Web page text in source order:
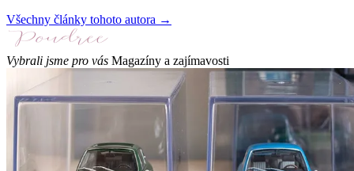
Všechny články tohoto autora →
Vybrali jsme pro vás Magazíny a zajímavosti